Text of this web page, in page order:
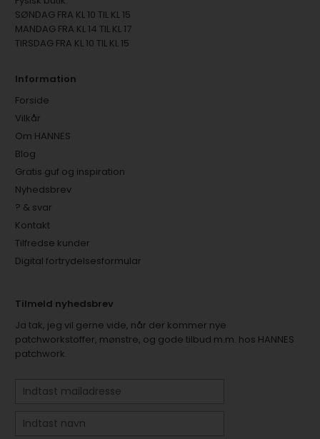
SØNDAG FRA KL 10 TIL KL 15
MANDAG FRA KL 14 TIL KL 17
TIRSDAG FRA KL 10 TIL KL 15
Information
Forside
Vilkår
Om HANNES
Blog
Gratis guf og inspiration
Nyhedsbrev
? & svar
Kontakt
Tilfredse kunder
Digital fortrydelsesformular
Tilmeld nyhedsbrev
Ja tak, jeg vil gerne vide, når der kommer nye
patchworkstoffer, mønstre, og gode tilbud m.m. hos HANNES
patchwork.